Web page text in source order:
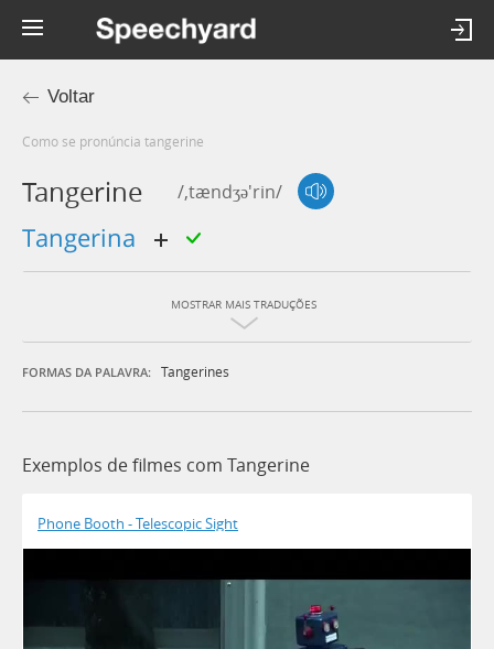
Voltar
Como se pronúncia tangerine
Tangerine /,tændʒə'rin/
tangerina
MOSTRAR MAIS TRADUÇÕES
FORMAS DA PALAVRA: Tangerines
Exemplos de filmes com Tangerine
Phone Booth - Telescopic Sight